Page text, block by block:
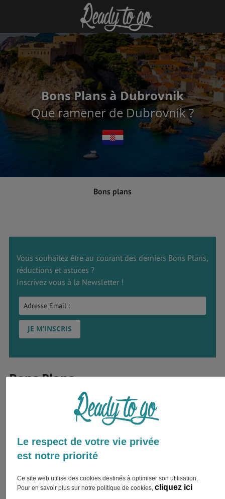
Bons Plans à Dubrovnik
Que ramener de Dubrovnik ?
Bons plans
Vous souhaitez être au courant des derniers Bons Plans,
réductions et astuces ?
Inscrivez vous à la Newsletter !
Bons Plans
Le respect de votre vie privée
est notre priorité
Ce site web utilise des cookies destinés à optimiser son utilisation.
Pour en savoir plus sur notre politique de cookies, cliquez ici